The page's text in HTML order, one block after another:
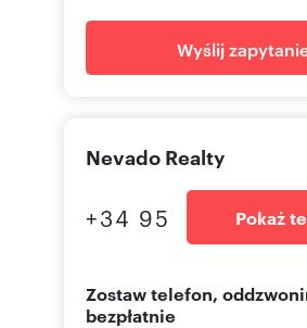
Wyślij
Nevado Realty
+34 95 Pokaż
Zostaw telefon,
bezpłatnie